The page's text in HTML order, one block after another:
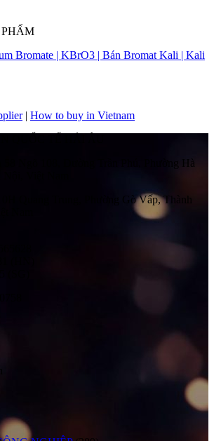
Bromate | KBrO3 | Bán Bromat Kali | Kali
| How to buy in Vietnam
58 Ngõ 108, Đường Trần Phú, Phường Hà
Quang Trung, Phường Gò Vấp, Thành
Nam
(HN)
(SG)